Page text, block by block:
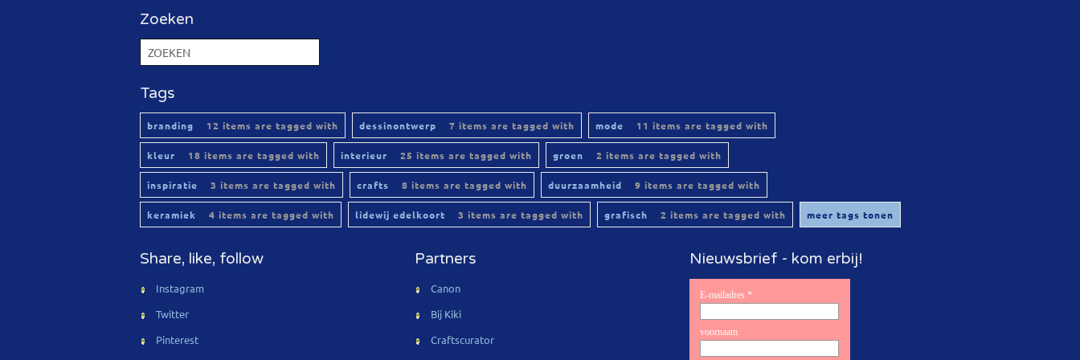
Zoeken
Tags
branding 12 items are tagged with dessinontwerp 7 items are tagged with mode 11 items are tagged with
kleur 18 items are tagged with interieur 25 items are tagged with groen 2 items are tagged with
inspiratie 3 items are tagged with crafts 8 items are tagged with duurzaamheid 9 items are tagged with
keramiek 4 items are tagged with lidewij edelkoort 3 items are tagged with grafisch 2 items are tagged with meer tags tonen
Share, like, follow
Instagram
Twitter
Pinterest
Partners
Canon
Bij Kiki
Craftscurator
Nieuwsbrief - kom erbij!